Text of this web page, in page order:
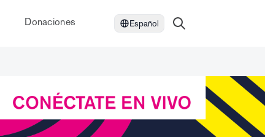
Donaciones Español